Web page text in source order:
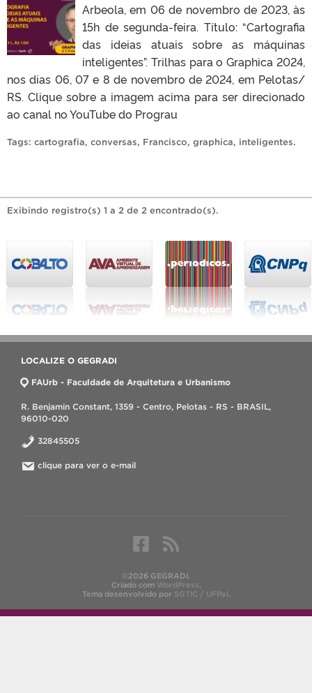
Arbeola, em 06 de novembro de 2023, às
15h de segunda-feira. Título: “Cartografia
das ideias atuais sobre as máquinas
inteligentes”. Trilhas para o Graphica 2024,
nos dias 06, 07 e 8 de novembro de 2024, em Pelotas/
RS. Clique sobre a imagem acima para ser direcionado
ao canal no YouTube do Prograu
Tags: cartografia, conversas, Francisco, graphica, inteligentes.
Exibindo registro(s) 1 a 2 de 2 encontrado(s).
LOCALIZE O GEGRADI
FAUrb - Faculdade de Arquitetura e Urbanismo
R. Benjamin Constant, 1359 - Centro, Pelotas - RS - BRASIL,
96010-020
32845505
clique para ver o e-mail
©2026 GEGRADI.
Criado com WordPress.
Tema desenvolvido por SGTIC / UFPel.